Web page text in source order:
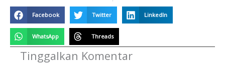
Facebook Twitter LinkedIn
WhatsApp Threads
Tinggalkan Komentar